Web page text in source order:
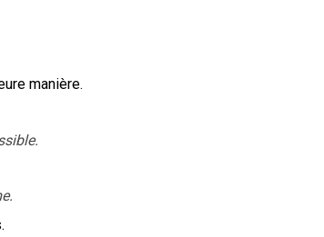
manière.